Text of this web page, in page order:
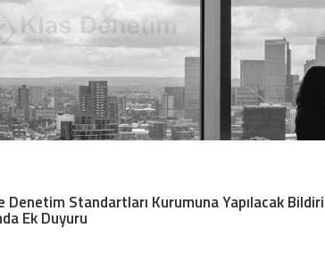
Standartları Kurumuna Yapılacak
Ek Duyuru